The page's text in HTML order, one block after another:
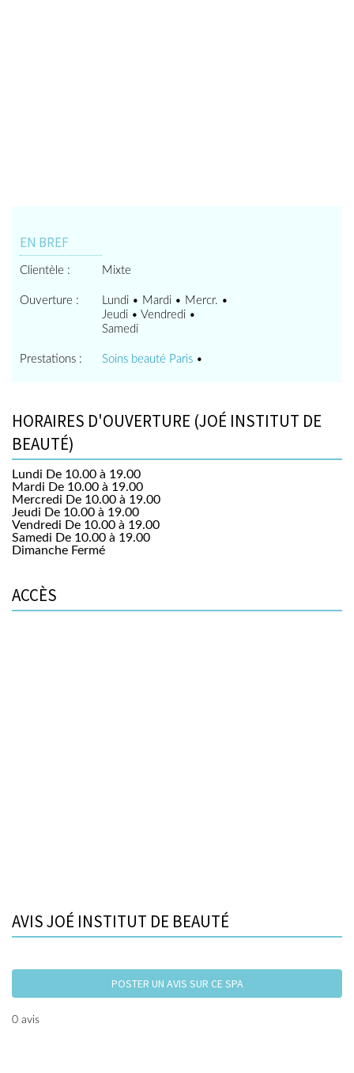
EN BREF
Clientèle : Mixte
Ouverture :
Lundi • Mardi • Mercr. •
Jeudi • Vendredi •
Samedi
Prestations : Soins beauté Paris •
HORAIRES D'OUVERTURE (JOÉ INSTITUT DE
BEAUTÉ)
Lundi De 10.00 à 19.00
Mardi De 10.00 à 19.00
Mercredi De 10.00 à 19.00
Jeudi De 10.00 à 19.00
Vendredi De 10.00 à 19.00
Samedi De 10.00 à 19.00
Dimanche Fermé
ACCÈS
AVIS JOÉ INSTITUT DE BEAUTÉ
POSTER UN AVIS SUR CE SPA
0 avis